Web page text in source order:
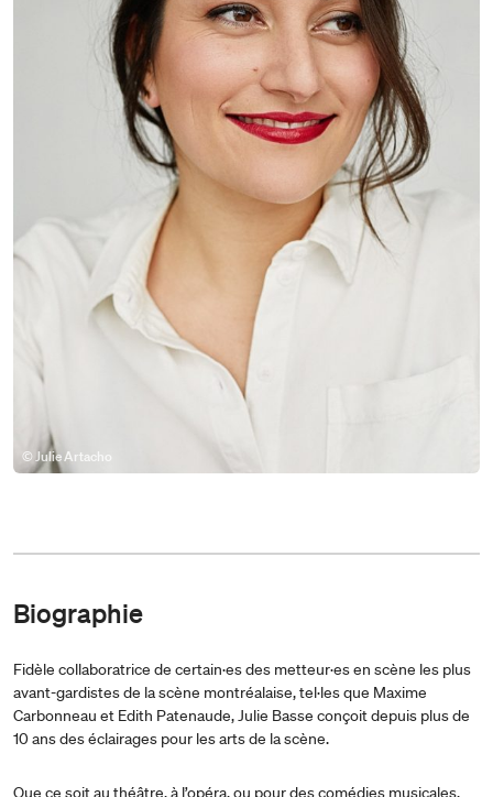
© Julie Artacho
Biographie
Fidèle collaboratrice de certain·es des metteur·es en scène les plus
avant-gardistes de la scène montréalaise, tel·les que Maxime
Carbonneau et Edith Patenaude, Julie Basse conçoit depuis plus de
10 ans des éclairages pour les arts de la scène.
Que ce soit au théâtre, à l’opéra, ou pour des comédies musicales,